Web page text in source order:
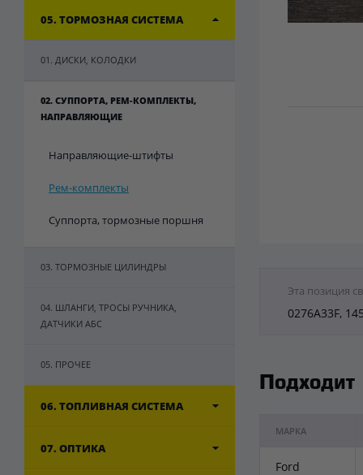
05. ТОРМОЗНАЯ СИСТЕМА
01. ДИСКИ, КОЛОДКИ
02. СУППОРТА, РЕМ-КОМПЛЕКТЫ,
НАПРАВЛЯЮЩИЕ
Направляющие-штифты
Рем-комплекты
Суппорта, тормозные поршня
03. ТОРМОЗНЫЕ ЦИЛИНДРЫ
04. ШЛАНГИ, ТРОСЫ РУЧНИКА,
ДАТЧИКИ АБС
05. ПРОЧЕЕ
06. ТОПЛИВНАЯ СИСТЕМА
07. ОПТИКА
Эта позиция
0276A33F,
Подходит
МАРКА
Ford